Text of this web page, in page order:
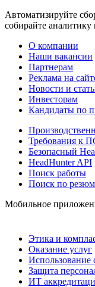
Автоматизируйте
собирайте аналитику
О компании
Наши вакансии
Партнерам
Реклама на
Новости и
Инвесторам
Кандидаты по
Требования к
Безопасный
HeadHunter API
Поиск работы
Поиск по
Мобильное
Этика и
Оказание услуг
Использование
Защита
ИТ